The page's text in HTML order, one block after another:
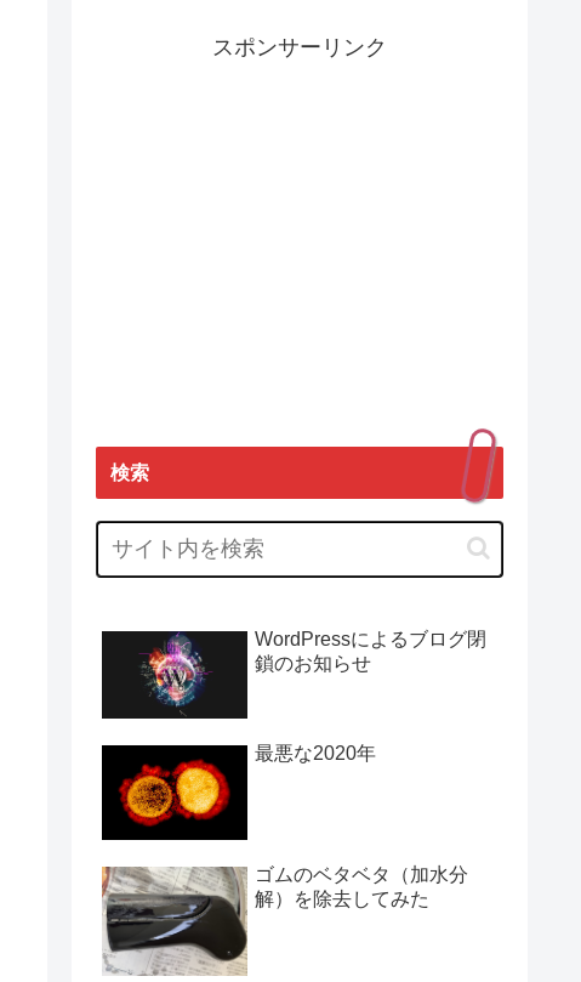
スポンサーリンク
検索
WordPressによるブログ閉
鎖のお知らせ
最悪な2020年
ゴムのベタベタ（加水分
解）を除去してみた